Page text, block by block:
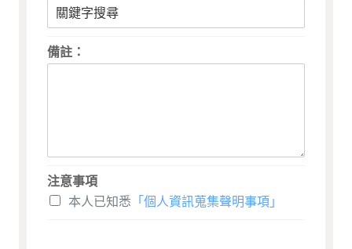
備註：
注意事項
本人已知悉 「個人資訊蒐集聲明事項」